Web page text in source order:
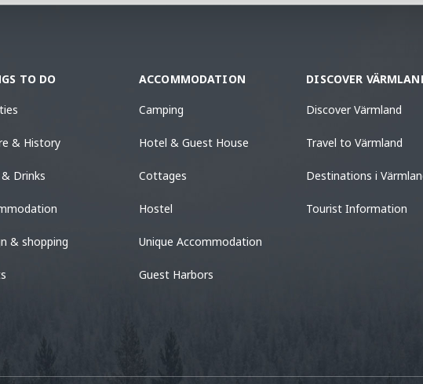
TO DO
& History
Drinks
& shopping
ACCOMMODATION
Camping
Hotel & Guest House
Cottages
Hostel
Unique Accommodation
Guest Harbors
DISCOVER
Discover Värmland
Travel to Värmland
Destinations i
Tourist Information